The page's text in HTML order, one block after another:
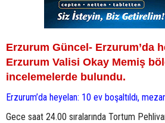
Erzurum Güncel- Erzurum’da
Erzurum Valisi Okay Memiş
incelemelerde bulundu.
Erzurum’da heyelan: 10 ev boşaltıldı,
Gece saat 24.00 sıralarında Tortum